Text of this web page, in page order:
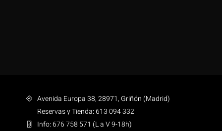
Avenida Europa 38, 28971, Griñón (Madrid)
Reservas y Tienda: 613 094 332
Info: 676 758 571 (L a V 9-18h)